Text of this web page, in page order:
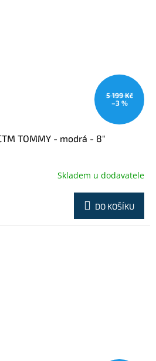
5 199 Kč
–3 %
TOMMY - modrá - 8"
Skladem u dodavatele
DO KOŠÍKU